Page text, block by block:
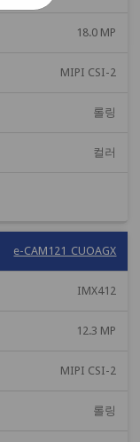
18.0 MP
MIPI CSI-2
롤링
컬러
e-CAM121_CUOAGX
IMX412
12.3 MP
MIPI CSI-2
롤링